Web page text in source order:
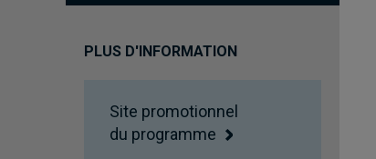
PLUS D'INFORMATION
Site promotionnel
du programme